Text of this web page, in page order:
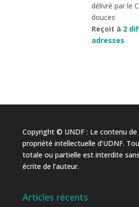
délivré par le
douces
Reçoit à 2
adresses
Copyright © UNDF : Le contenu
propriété intellectuelle d’UDNF.
totale ou partielle est interdite
écrite de l’auteur.
Articles récents